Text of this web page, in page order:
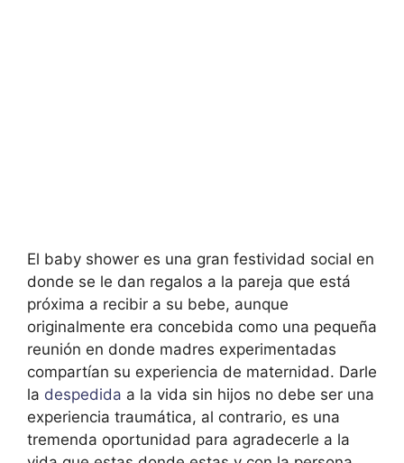
El baby shower es una gran festividad social en
donde se le dan regalos a la pareja que está
próxima a recibir a su bebe, aunque
originalmente era concebida como una pequeña
reunión en donde madres experimentadas
compartían su experiencia de maternidad. Darle
la despedida a la vida sin hijos no debe ser una
experiencia traumática, al contrario, es una
tremenda oportunidad para agradecerle a la